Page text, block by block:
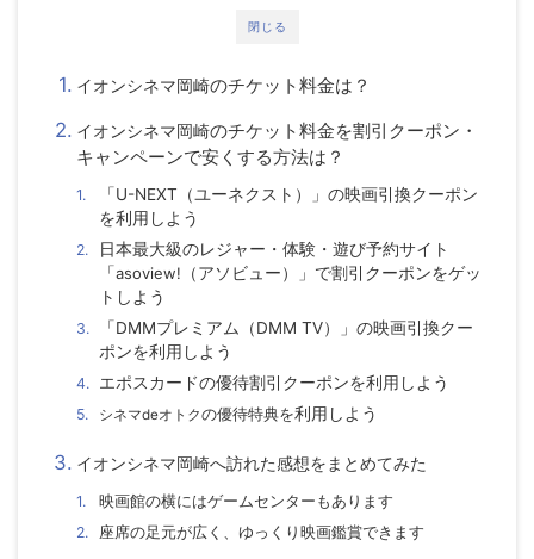
閉じる
イオンシネマ岡崎のチケット料金は？
イオンシネマ岡崎のチケット料金を割引クーポン・
キャンペーンで安くする方法は？
「U-NEXT（ユーネクスト）」の映画引換クーポン
を利用しよう
日本最大級のレジャー・体験・遊び予約サイト
「asoview! （アソビュー）」で割引クーポンをゲッ
トしよう
「DMMプレミアム（DMM TV）」の映画引換クー
ポンを利用しよう
エポスカードの優待割引クーポンを利用しよう
シネマdeオトクの優待特典を利用しよう
イオンシネマ岡崎へ訪れた感想をまとめてみた
映画館の横にはゲームセンターもあります
座席の足元が広く、ゆっくり映画鑑賞できます